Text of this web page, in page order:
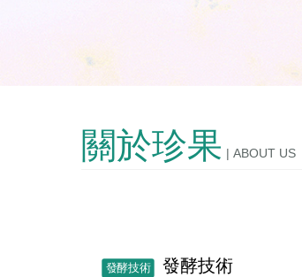
關於珍果 | ABOUT US
發酵技術 發酵技術